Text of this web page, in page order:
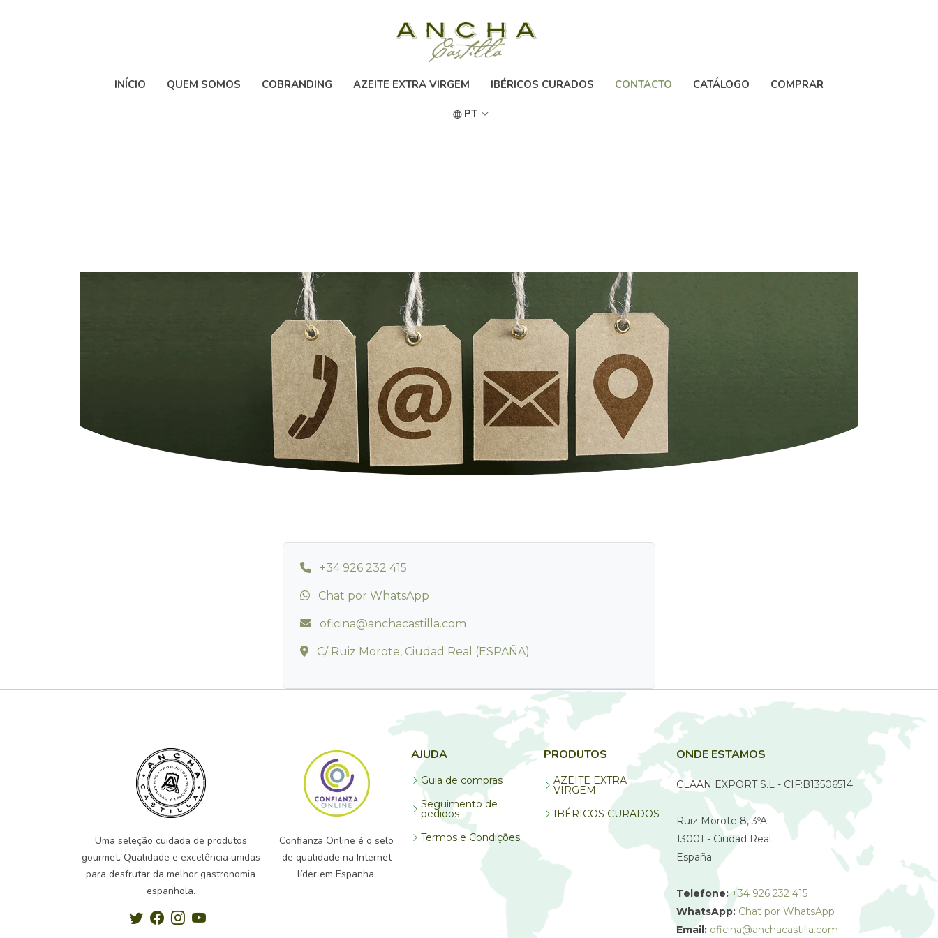
INÍCIO QUEM SOMOS COBRANDING AZEITE EXTRA VIRGEM IBÉRICOS CURADOS CONTACTO CATÁLOGO COMPRAR
PT
+34 926 232 415
Chat por WhatsApp
oficina@anchacastilla.com
C/ Ruiz Morote, Ciudad Real (ESPAÑA)
Uma seleção cuidada de produtos
gourmet. Qualidade e excelência unidas
para desfrutar da melhor gastronomia
espanhola.
Confianza Online é o selo
de qualidade na Internet
líder em Espanha.
AJUDA
Guia de compras
Seguimento de
pedidos
Termos e Condições
PRODUTOS
AZEITE EXTRA
VIRGEM
IBÉRICOS CURADOS
ONDE ESTAMOS
CLAAN EXPORT S.L - CIF:B13506514.
Ruiz Morote 8, 3ºA
13001 - Ciudad Real
España
Telefone: +34 926 232 415
WhatsApp: Chat por WhatsApp
Email: oficina@anchacastilla.com